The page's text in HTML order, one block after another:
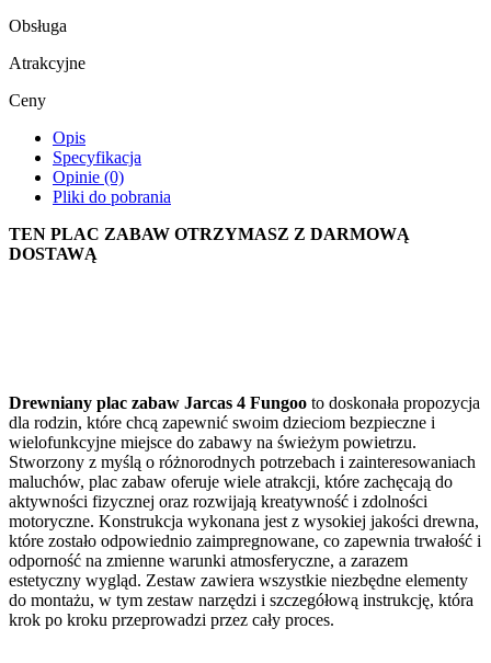
Obsługa
Atrakcyjne
Ceny
Opis
Specyfikacja
Opinie (0)
Pliki do pobrania
TEN PLAC ZABAW OTRZYMASZ Z DARMOWĄ
DOSTAWĄ
Drewniany plac zabaw Jarcas 4 Fungoo to doskonała propozycja
dla rodzin, które chcą zapewnić swoim dzieciom bezpieczne i
wielofunkcyjne miejsce do zabawy na świeżym powietrzu.
Stworzony z myślą o różnorodnych potrzebach i zainteresowaniach
maluchów, plac zabaw oferuje wiele atrakcji, które zachęcają do
aktywności fizycznej oraz rozwijają kreatywność i zdolności
motoryczne. Konstrukcja wykonana jest z wysokiej jakości drewna,
które zostało odpowiednio zaimpregnowane, co zapewnia trwałość i
odporność na zmienne warunki atmosferyczne, a zarazem
estetyczny wygląd. Zestaw zawiera wszystkie niezbędne elementy
do montażu, w tym zestaw narzędzi i szczegółową instrukcję, która
krok po kroku przeprowadzi przez cały proces.